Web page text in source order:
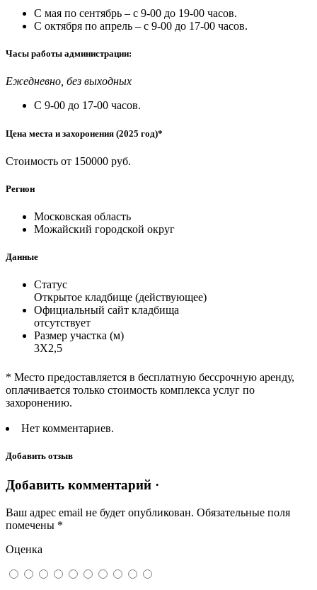
С мая по сентябрь – с 9-00 до 19-00 часов.
С октября по апрель – с 9-00 до 17-00 часов.
Часы работы администрации:
Ежедневно, без выходных
С 9-00 до 17-00 часов.
Цена места и захоронения (2025 год)*
Стоимость от 150000 руб.
Регион
Московская область
Можайский городской округ
Данные
Статус
Открытое кладбище (действующее)
Официальный сайт кладбища
отсутствует
Размер участка (м)
3Х2,5
* Место предоставляется в бесплатную бессрочную аренду,
оплачивается только стоимость комплекса услуг по
захоронению.
Нет комментариев.
Добавить отзыв
Добавить комментарий ·
Ваш адрес email не будет опубликован. Обязательные поля
помечены *
Оценка